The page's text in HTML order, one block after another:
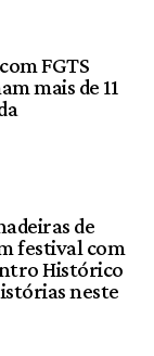
FGTS
mais de 11
de
festival com
Histórico
neste